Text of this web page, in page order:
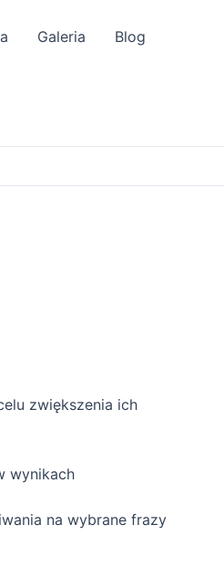
Galeria Blog
zwiększenia ich
wynikach
na wybrane frazy